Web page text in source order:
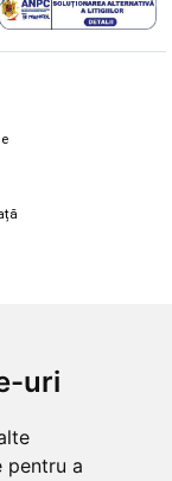
uri
pentru a